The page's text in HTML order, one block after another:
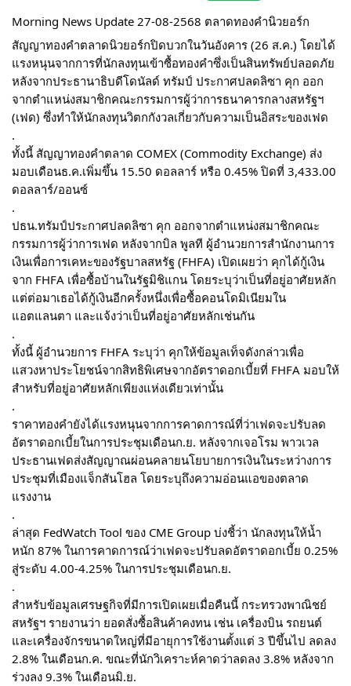
Morning News Update 27-08-2568 ตลาดทองคำนิวยอร์ก
สัญญาทองคำตลาดนิวยอร์กปิดบวกในวันอังคาร (26 ส.ค.) โดยได้
แรงหนุนจากการที่นักลงทุนเข้าซื้อทองคำซึ่งเป็นสินทรัพย์ปลอดภัย
หลังจากประธานาธิบดีโดนัลด์ ทรัมป์ ประกาศปลดลิซา คุก ออก
จากตำแหน่งสมาชิกคณะกรรมการผู้ว่าการธนาคารกลางสหรัฐฯ
(เฟด) ซึ่งทำให้นักลงทุนวิตกกังวลเกี่ยวกับความเป็นอิสระของเฟด
.
ทั้งนี้ สัญญาทองคำตลาด COMEX (Commodity Exchange) ส่ง
มอบเดือนธ.ค.เพิ่มขึ้น 15.50 ดอลลาร์ หรือ 0.45% ปิดที่ 3,433.00
ดอลลาร์/ออนซ์
.
ปธน.ทรัมป์ประกาศปลดลิซา คุก ออกจากตำแหน่งสมาชิกคณะ
กรรมการผู้ว่าการเฟด หลังจากบิล พูลที ผู้อำนวยการสำนักงานการ
เงินเพื่อการเคหะของรัฐบาลสหรัฐ (FHFA) เปิดเผยว่า คุกได้กู้เงิน
จาก FHFA เพื่อซื้อบ้านในรัฐมิชิแกน โดยระบุว่าเป็นที่อยู่อาศัยหลัก
แต่ต่อมาเธอได้กู้เงินอีกครั้งหนึ่งเพื่อซื้อคอนโดมิเนียมใน
แอตแลนตา และแจ้งว่าเป็นที่อยู่อาศัยหลักเช่นกัน
.
ทั้งนี้ ผู้อำนวยการ FHFA ระบุว่า คุกให้ข้อมูลเท็จดังกล่าวเพื่อ
แสวงหาประโยชน์จากสิทธิพิเศษจากอัตราดอกเบี้ยที่ FHFA มอบให้
สำหรับที่อยู่อาศัยหลักเพียงแห่งเดียวเท่านั้น
.
ราคาทองคำยังได้แรงหนุนจากการคาดการณ์ที่ว่าเฟดจะปรับลด
อัตราดอกเบี้ยในการประชุมเดือนก.ย. หลังจากเจอโรม พาวเวล
ประธานเฟดส่งสัญญาณผ่อนคลายนโยบายการเงินในระหว่างการ
ประชุมที่เมืองแจ็กสันโฮล โดยระบุถึงความอ่อนแอของตลาด
แรงงาน
.
ล่าสุด FedWatch Tool ของ CME Group บ่งชี้ว่า นักลงทุนให้น้ำ
หนัก 87% ในการคาดการณ์ว่าเฟดจะปรับลดอัตราดอกเบี้ย 0.25%
สู่ระดับ 4.00-4.25% ในการประชุมเดือนก.ย.
.
สำหรับข้อมูลเศรษฐกิจที่มีการเปิดเผยเมื่อคืนนี้ กระทรวงพาณิชย์
สหรัฐฯ รายงานว่า ยอดสั่งซื้อสินค้าคงทน เช่น เครื่องบิน รถยนต์
และเครื่องจักรขนาดใหญ่ที่มีอายุการใช้งานตั้งแต่ 3 ปีขึ้นไป ลดลง
2.8% ในเดือนก.ค. ขณะที่นักวิเคราะห์คาดว่าลดลง 3.8% หลังจาก
ร่วงลง 9.3% ในเดือนมิ.ย.